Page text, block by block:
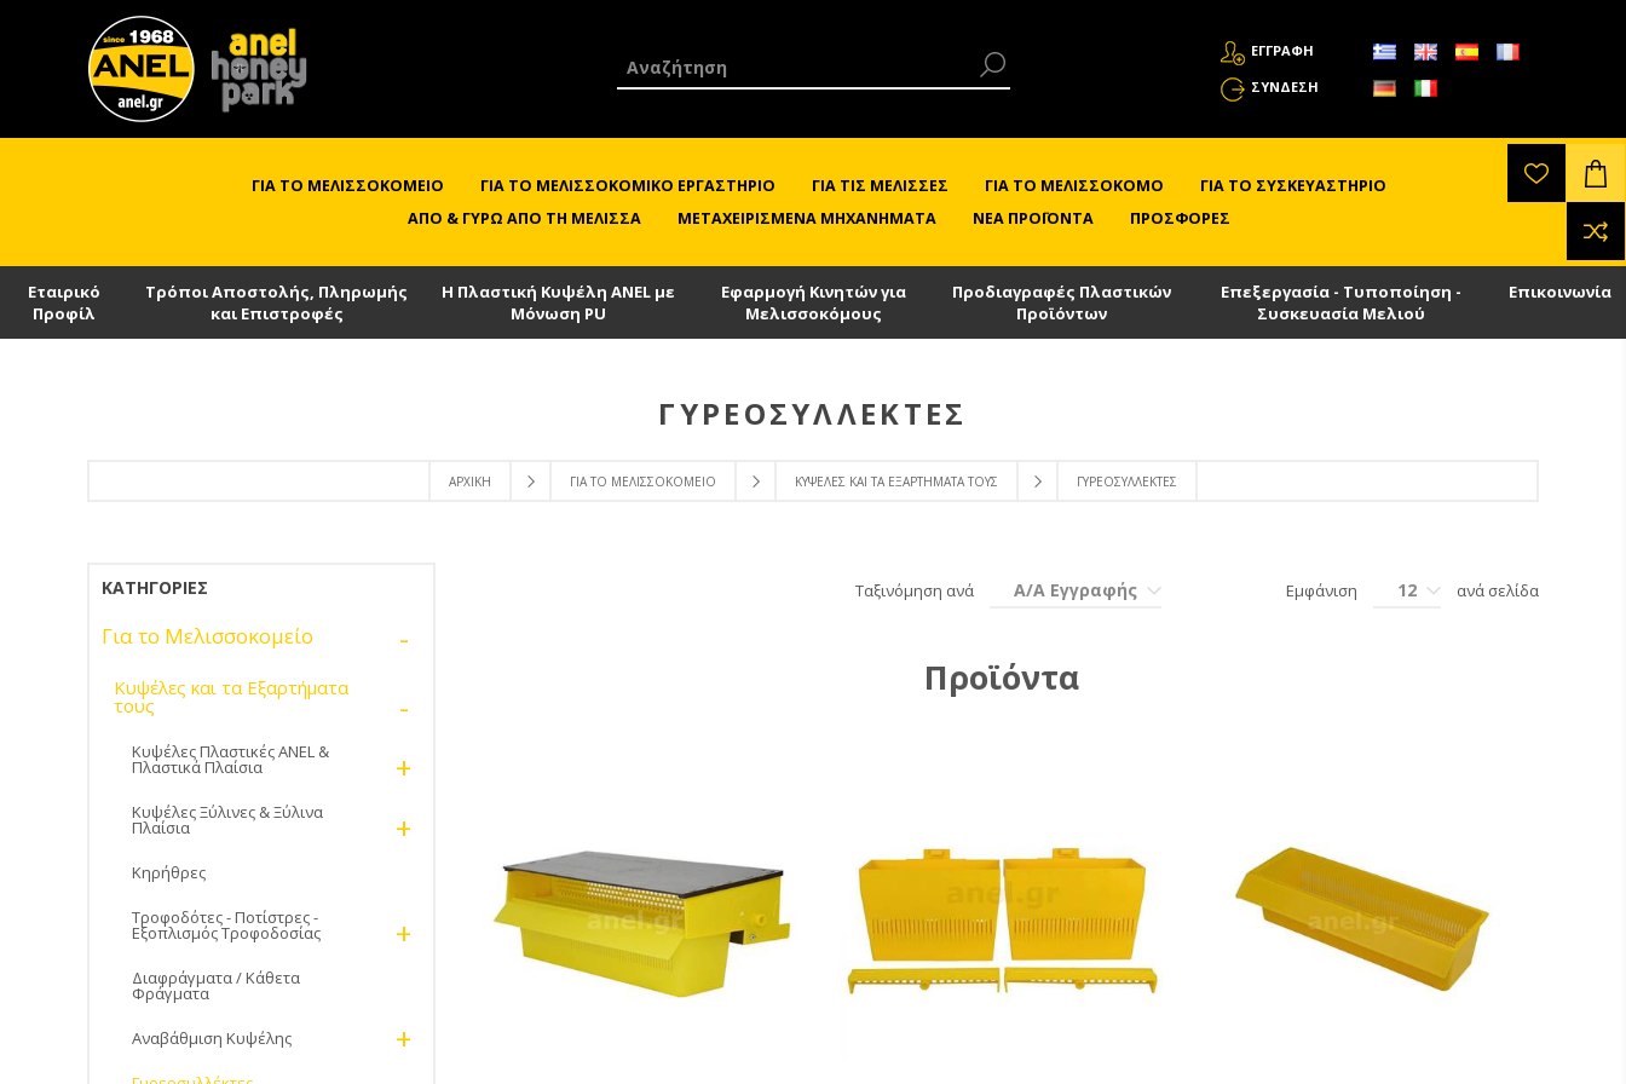
ΕΓΓΡΑΦΗ
ΣΎΝΔΕΣΗ
ΓΙΑ ΤΟ ΜΕΛΙΣΣΟΚΟΜΕΊΟ ΓΙΑ ΤΟ ΜΕΛΙΣΣΟΚΟΜΙΚΌ ΕΡΓΑΣΤΉΡΙΟ ΓΙΑ ΤΙΣ ΜΈΛΙΣΣΕΣ ΓΙΑ ΤΟ ΜΕΛΙΣΣΟΚΌΜΟ
ΓΙΑ ΤΟ ΣΥΣΚΕΥΑΣΤΉΡΙΟ
ΑΠΌ & ΓΎΡΩ ΑΠΌ ΤΗ ΜΈΛΙΣΣΑ
ΜΕΤΑΧΕΙΡΙΣΜΈΝΑ ΜΗΧΑΝΉΜΑΤΑ ΝΈΑ ΠΡΟΪΌΝΤΑ ΠΡΟΣΦΟΡΈΣ
Εταιρικό
Προφίλ
Τρόποι Αποστολής, Πληρωμής
και Επιστροφές
Η Πλαστική Κυψέλη ANEL με
Μόνωση PU
Εφαρμογή Κινητών για
Μελισσοκόμους
Προδιαγραφές Πλαστικών
Προϊόντων
Επεξεργασία - Τυποποίηση -
Συσκευασία Μελιού
Επικοινωνία
ΑΡΧΙΚΉ ΓΙΑ ΤΟ ΜΕΛΙΣΣΟΚΟΜΕΊΟ ΚΥΨΈΛΕΣ ΚΑΙ ΤΑ ΕΞΑΡΤΉΜΑΤΑ ΤΟΥΣ ΓΥΡΕΟΣΥΛΛΈΚΤΕΣ
ΓΥΡΕΟΣΥΛΛΈΚΤΕΣ
Ταξινόμηση ανά Α/Α Εγγραφής Εμφάνιση 12 ανά σελίδα
Προϊόντα
ΚΑΤΗΓΟΡΊΕΣ
Για το Μελισσοκομείο -
Κυψέλες και τα Εξαρτήματα
τους -
Κυψέλες Πλαστικές ANEL &
Πλαστικά Πλαίσια +
Κυψέλες Ξύλινες & Ξύλινα
Πλαίσια +
Κηρήθρες
Τροφοδότες - Ποτίστρες -
Εξοπλισμός Τροφοδοσίας +
Διαφράγματα / Κάθετα
Φράγματα
Αναβάθμιση Κυψέλης +